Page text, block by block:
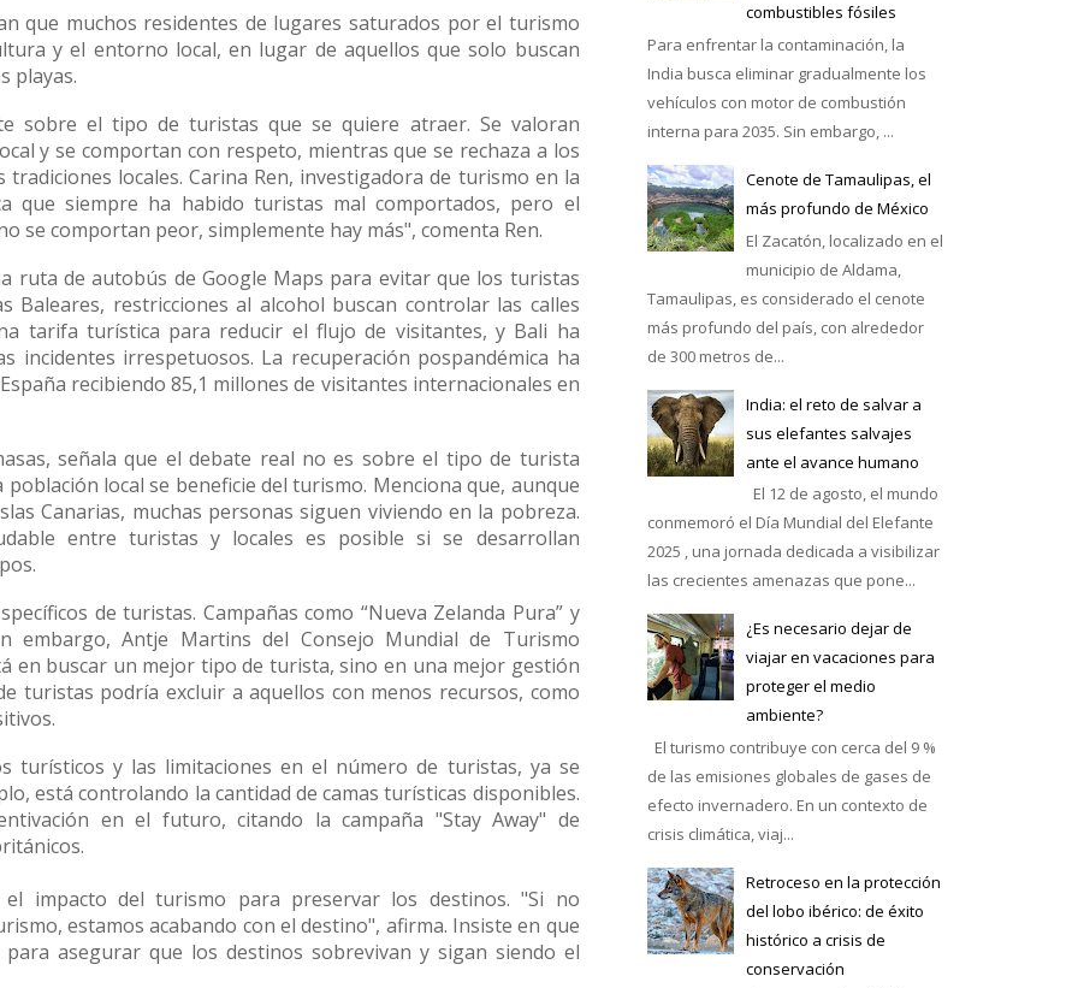
que muchos residentes de lugares saturados por el turismo
y el entorno local, en lugar de aquellos que solo buscan
playas.
sobre el tipo de turistas que se quiere atraer. Se valoran
y se comportan con respeto, mientras que se rechaza a los
locales. Carina Ren, investigadora de turismo en la
que siempre ha habido turistas mal comportados, pero el
se comportan peor, simplemente hay más", comenta Ren.
ruta de autobús de Google Maps para evitar que los turistas
Baleares, restricciones al alcohol buscan controlar las calles
tarifa turística para reducir el flujo de visitantes, y Bali ha
irrespetuosos. La recuperación pospandémica ha
recibiendo 85,1 millones de visitantes internacionales en
señala que el debate real no es sobre el tipo de turista
local se beneficie del turismo. Menciona que, aunque
Canarias, muchas personas siguen viviendo en la pobreza.
entre turistas y locales es posible si se desarrollan
de turistas. Campañas como “Nueva Zelanda Pura” y
embargo, Antje Martins del Consejo Mundial de Turismo
en buscar un mejor tipo de turista, sino en una mejor gestión
turistas podría excluir a aquellos con menos recursos, como
turísticos y las limitaciones en el número de turistas, ya se
está controlando la cantidad de camas turísticas disponibles.
en el futuro, citando la campaña "Stay Away" de
impacto del turismo para preservar los destinos. "Si no
estamos acabando con el destino", afirma. Insiste en que
asegurar que los destinos sobrevivan y sigan siendo el
combustibles fósiles
Para enfrentar la contaminación, la
India busca eliminar gradualmente los
vehículos con motor de combustión
interna para 2035. Sin embargo, ...
Cenote de Tamaulipas, el
más profundo de México
El Zacatón, localizado en el
municipio de Aldama,
Tamaulipas, es considerado el cenote
más profundo del país, con alrededor
de 300 metros de...
India: el reto de salvar a
sus elefantes salvajes
ante el avance humano
El 12 de agosto, el mundo
conmemoró el Día Mundial del Elefante
2025 , una jornada dedicada a visibilizar
las crecientes amenazas que pone...
¿Es necesario dejar de
viajar en vacaciones para
proteger el medio
ambiente?
El turismo contribuye con cerca del 9 %
de las emisiones globales de gases de
efecto invernadero. En un contexto de
crisis climática, viaj...
Retroceso en la protección
del lobo ibérico: de éxito
histórico a crisis de
conservación